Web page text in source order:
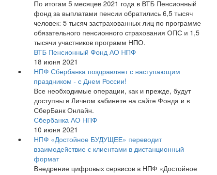
По итогам 5 месяцев 2021 года в ВТБ Пенсионный
фонд за выплатами пенсии обратились 6,5 тысяч
человек: 5 тысяч застрахованных лиц по программе
обязательного пенсионного страхования ОПС и 1,5
тысячи участников программ НПО.
ВТБ Пенсионный Фонд АО НПФ
18 июня 2021
НПФ Сбербанка поздравляет с наступающим
праздником - с Днем России!
Все необходимые операции, как и прежде, будут
доступны в Личном кабинете на сайте Фонда и в
СберБанк Онлайн.
Сбербанка АО НПФ
10 июня 2021
НПФ «Достойное БУДУЩЕЕ» переводит
взаимодействие с клиентами в дистанционный
формат
Внедрение цифровых сервисов в НПФ «Достойное